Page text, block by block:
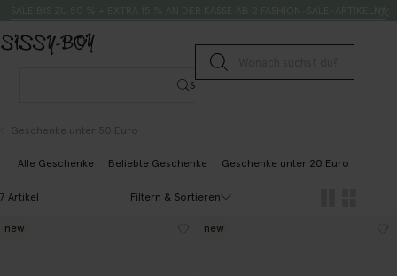
Suche senden
Suche
Geschenke unter 50 Euro
Alle Geschenke Beliebte Geschenke Geschenke unter 20 Euro
7 Artikel Filtern & Sortieren
new new